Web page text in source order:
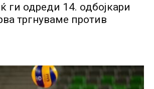
ги одреди 14. одбојкари
тргнуваме против